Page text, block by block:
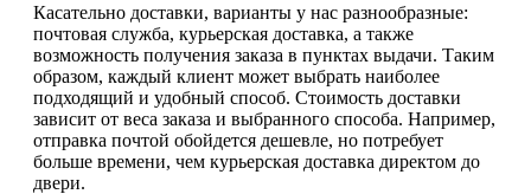
Касательно доставки, варианты у нас разнообразные:
почтовая служба, курьерская доставка, а также
возможность получения заказа в пунктах выдачи. Таким
образом, каждый клиент может выбрать наиболее
подходящий и удобный способ. Стоимость доставки
зависит от веса заказа и выбранного способа. Например,
отправка почтой обойдется дешевле, но потребует
больше времени, чем курьерская доставка директом до
двери.